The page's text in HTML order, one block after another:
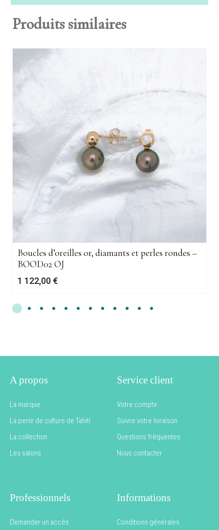
Produits similaires
Boucles d’oreilles or, diamants et perles rondes –
BOOD02 OJ
1 122,00 €
A propos
La marque
La perle de culture de Tahiti
La collection
Les salons
Service client
Votre compte
Suivre votre livraison
Questions fréquentes
Nous contacter
Professionnels
Demander un accès
Informations
Conditions générales